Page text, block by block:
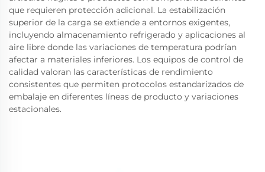
que requieren protección adicional. La estabilización
superior de la carga se extiende a entornos exigentes,
incluyendo almacenamiento refrigerado y aplicaciones al
aire libre donde las variaciones de temperatura podrían
afectar a materiales inferiores. Los equipos de control de
calidad valoran las características de rendimiento
consistentes que permiten protocolos estandarizados de
embalaje en diferentes líneas de producto y variaciones
estacionales.